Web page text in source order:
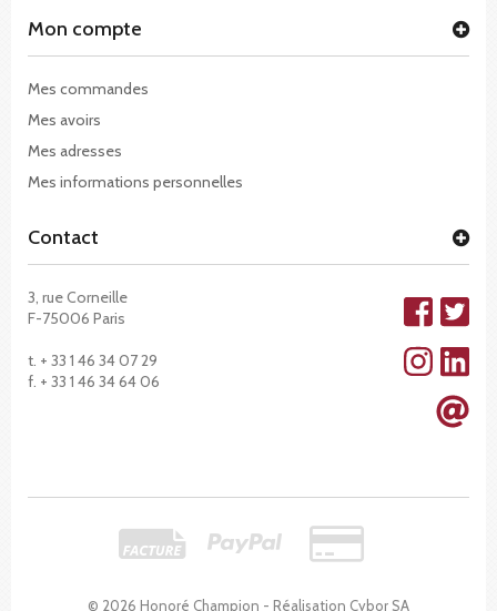
© 2026 Honoré Champion - Réalisation Cybor SA
Mon compte
Mes commandes
Mes avoirs
Mes adresses
Mes informations personnelles
Contact
3, rue Corneille
F-75006 Paris
t. + 33 1 46 34 07 29
f. + 33 1 46 34 64 06